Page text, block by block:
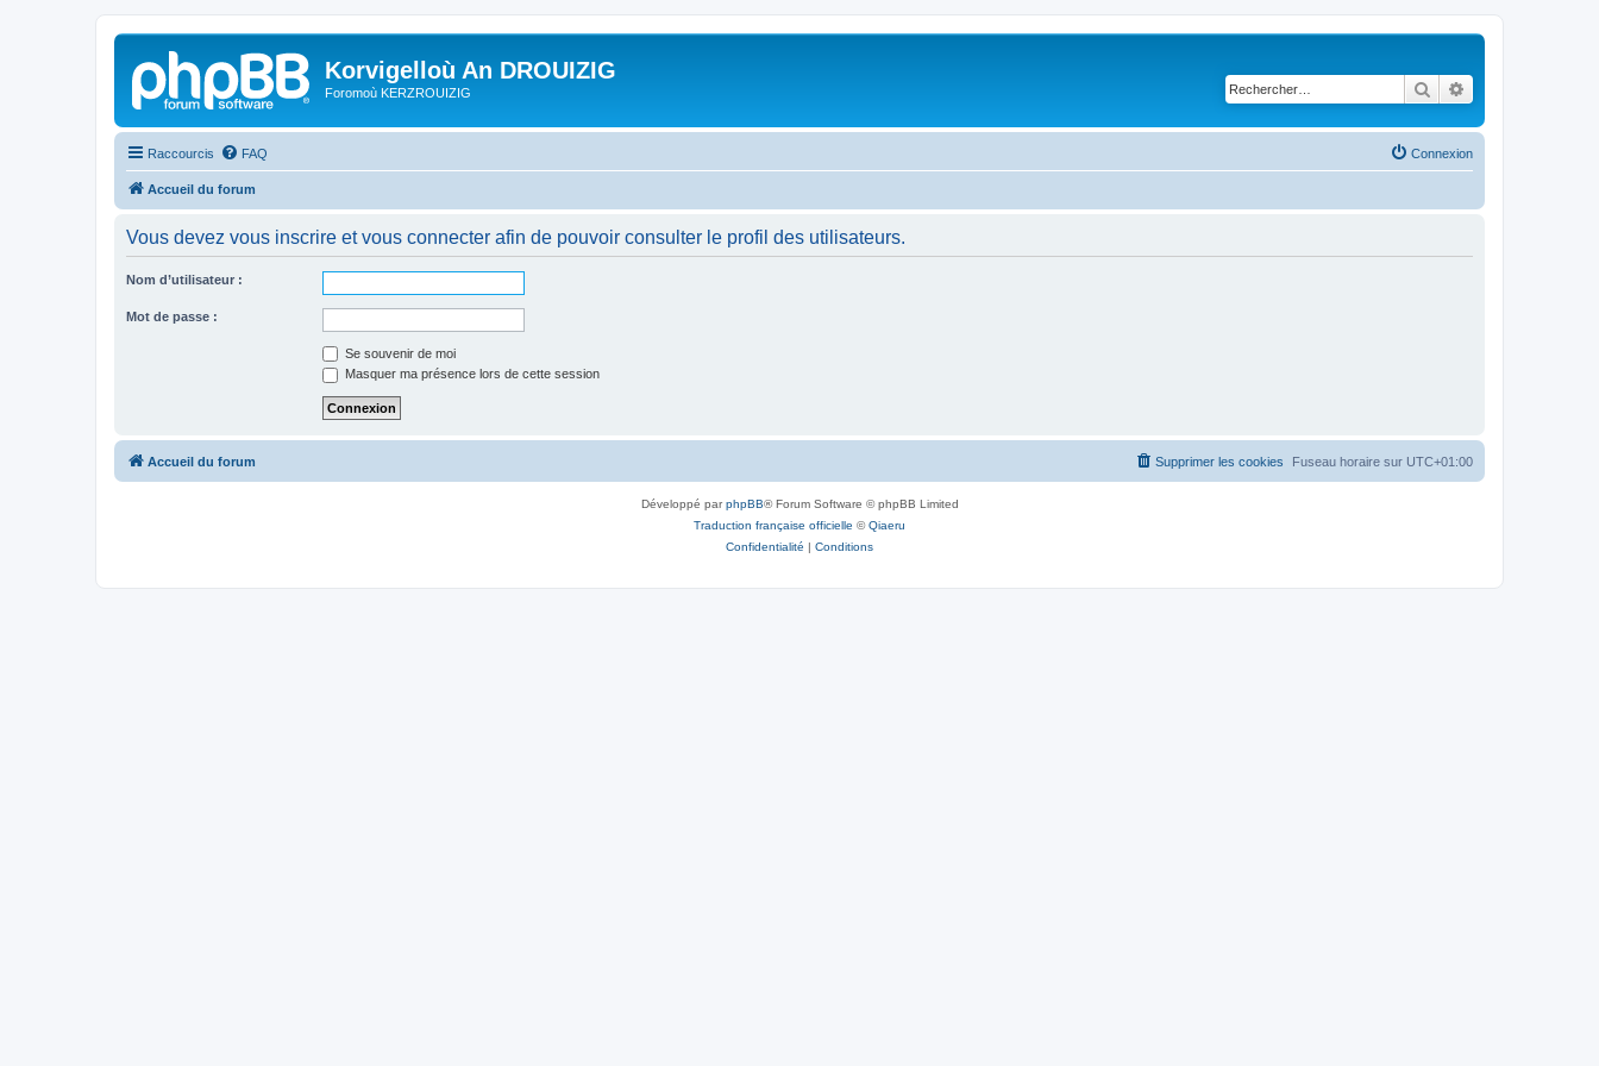
Korvigelloù An DROUIZIG
Foromoù KERZROUIZIG Rechercher
Raccourcis FAQ Connexion
Accueil du forum
Vous devez vous inscrire et vous connecter afin de pouvoir consulter le profil des utilisateurs.
Nom d’utilisateur :
Mot de passe :
Se souvenir de moi
Masquer ma présence lors de cette session
Accueil du forum Fuseau horaire sur UTC+01:00
Supprimer les cookies
Développé parphpBB® Forum Software © phpBB Limited
Traduction française officielle ©Qiaeru
Confidentialité | Conditions